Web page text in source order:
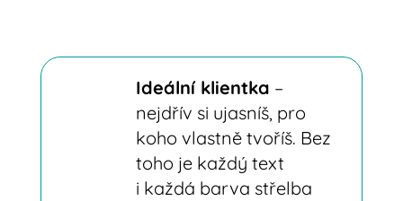
Ideální klientka –
nejdřív si ujasníš, pro
koho vlastně tvoříš. Bez
toho je každý text
i každá barva střelba